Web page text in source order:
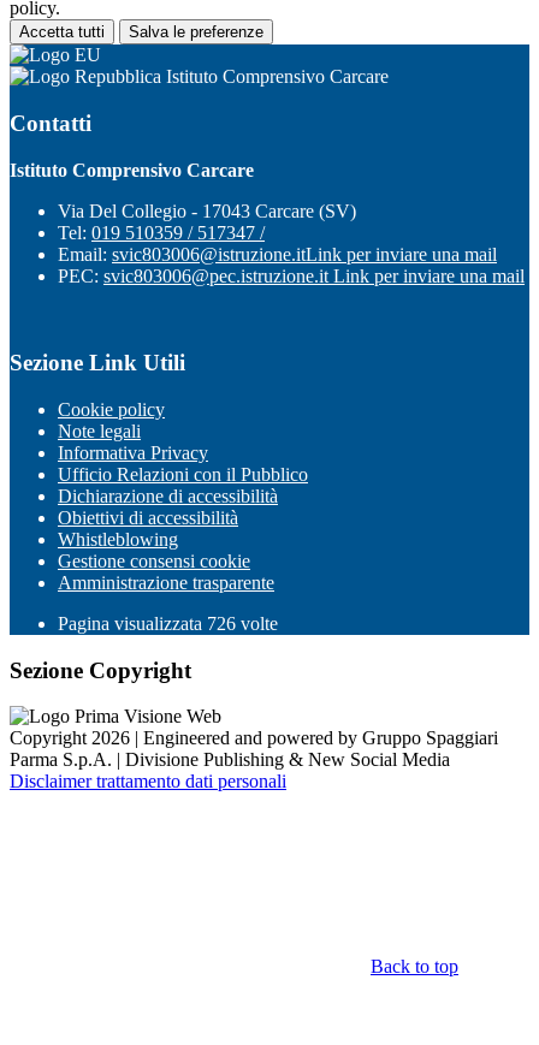
policy.
Accetta tutti Salva le preferenze
Istituto Comprensivo Carcare
Contatti
Istituto Comprensivo Carcare
Via Del Collegio - 17043 Carcare (SV)
Tel: 019 510359 / 517347 /
Email: svic803006@istruzione.itLink per inviare una mail
PEC: svic803006@pec.istruzione.it Link per inviare una mail
Sezione Link Utili
Cookie policy
Note legali
Informativa Privacy
Ufficio Relazioni con il Pubblico
Dichiarazione di accessibilità
Obiettivi di accessibilità
Whistleblowing
Gestione consensi cookie
Amministrazione trasparente
Pagina visualizzata 726 volte
Sezione Copyright
Copyright 2026 | Engineered and powered by Gruppo Spaggiari
Parma S.p.A. | Divisione Publishing & New Social Media
Disclaimer trattamento dati personali
Back to top